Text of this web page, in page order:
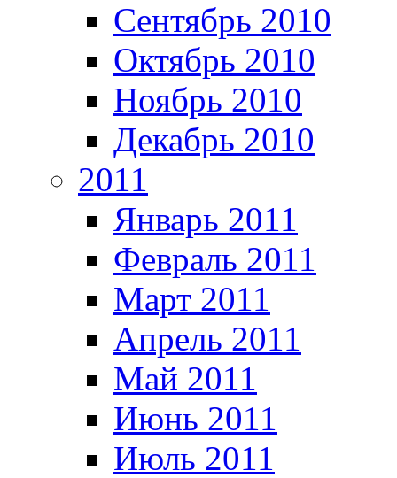
Сентябрь 2010
Октябрь 2010
Ноябрь 2010
Декабрь 2010
2011
Январь 2011
Февраль 2011
Март 2011
Апрель 2011
Май 2011
Июнь 2011
Июль 2011